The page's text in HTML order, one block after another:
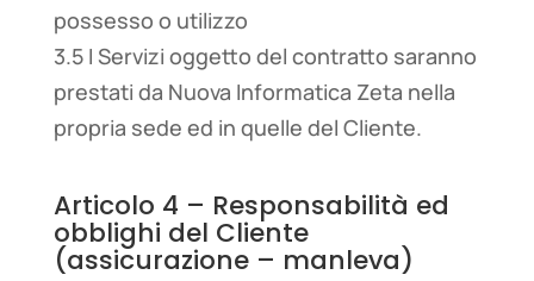
possesso o utilizzo
3.5 I Servizi oggetto del contratto saranno
prestati da Nuova Informatica Zeta nella
propria sede ed in quelle del Cliente.
Articolo 4 – Responsabilità ed
obblighi del Cliente
(assicurazione – manleva)